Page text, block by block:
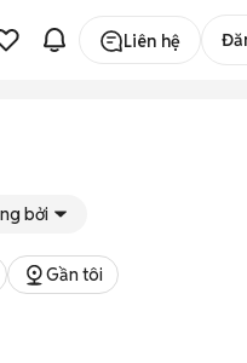
Liên hệ
bởi
Gần tôi